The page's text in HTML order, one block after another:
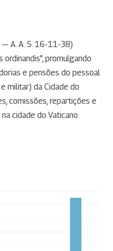
A. A. 5. 16-11-38)
promulgando
e pensões do pessoal
militar) da Cidade do
comissões, repartições e
cidade do Vaticano.